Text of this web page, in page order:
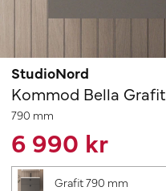
StudioNord
Kommod Bella Grafit
790 mm
6 990 kr
Grafit 790 mm